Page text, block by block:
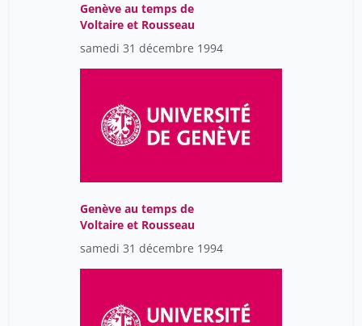
Genève au temps de
Voltaire et Rousseau
samedi 31 décembre 1994
Genève au temps de
Voltaire et Rousseau
samedi 31 décembre 1994